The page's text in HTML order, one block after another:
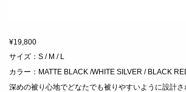
¥19,800
サイズ：S / M / L
カラー： MATTE BLACK /WHITE SILVER / BLACK
深めの被り心地でどなたでも被りやすいように設計さ